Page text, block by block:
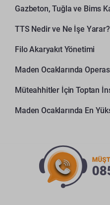
TTS Nedir ve Ne İşe Yarar?
Filo Akaryakıt Yönetimi